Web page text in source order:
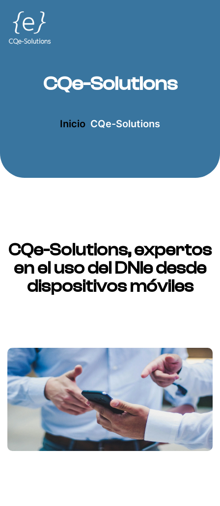
CQe-Solutions
Inicio CQe-Solutions
CQe-Solutions, expertos
en el uso del DNIe desde
dispositivos móviles